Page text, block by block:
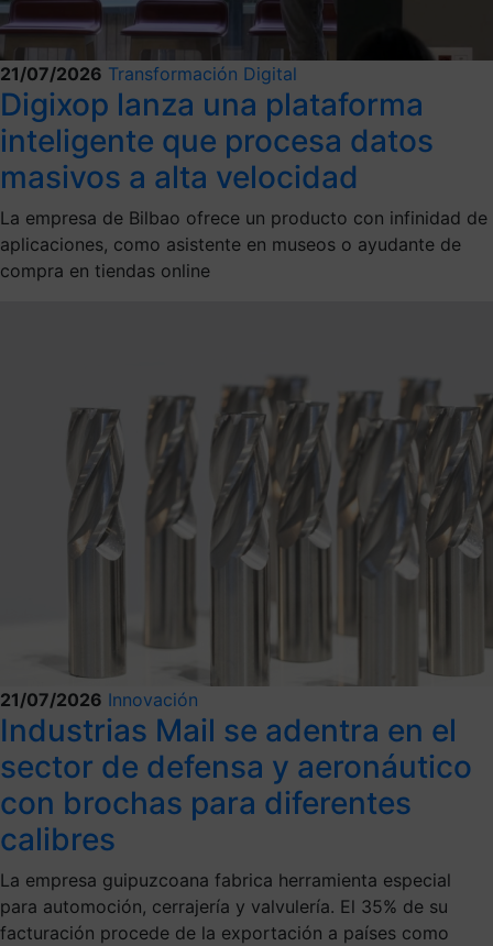
21/07/2026 Transformación Digital
Digixop lanza una plataforma
inteligente que procesa datos
masivos a alta velocidad
La empresa de Bilbao ofrece un producto con infinidad de
aplicaciones, como asistente en museos o ayudante de
compra en tiendas online
21/07/2026 Innovación
Industrias Mail se adentra en el
sector de defensa y aeronáutico
con brochas para diferentes
calibres
La empresa guipuzcoana fabrica herramienta especial
para automoción, cerrajería y valvulería. El 35% de su
facturación procede de la exportación a países como